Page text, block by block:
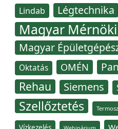
Lindab Légtechnika
Magyar
Magyar
Oktatás OMÉN
Rehau Siemens
Szellőztetés